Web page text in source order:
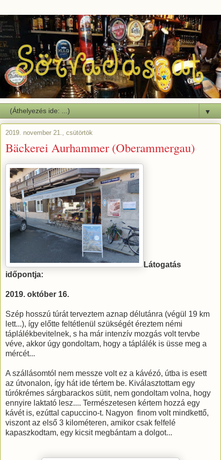
▼
2019. november 21., csütörtök
Bäckerei Aurhammer (Oberammergau)
Látogatás
időpontja:
2019. október 16.
Szép hosszú túrát terveztem aznap délutánra (végül 19 km
lett...), így előtte feltétlenül szükségét éreztem némi
táplálékbevitelnek, s ha már intenzív mozgás volt tervbe
véve, akkor úgy gondoltam, hogy a táplálék is üsse meg a
mércét...
A szállásomtól nem messze volt ez a kávézó, útba is esett
az útvonalon, így hát ide tértem be. Kiválasztottam egy
túrókrémes sárgbarackos sütit, nem gondoltam volna, hogy
ennyire laktató lesz.... Természetesen kértem hozzá egy
kávét is, ezúttal capuccino-t. Nagyon finom volt mindkettő,
viszont az első 3 kilométeren, amikor csak felfelé
kapaszkodtam, egy kicsit megbántam a dolgot...